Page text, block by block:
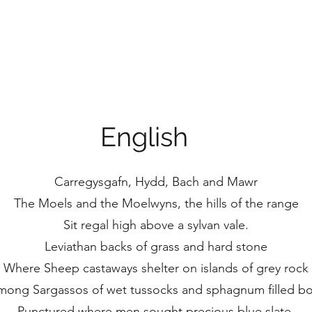
English
Carregysgafn, Hydd, Bach and Mawr
The Moels and the Moelwyns, the hills of the range
Sit regal high above a sylvan vale.
Leviathan backs of grass and hard stone
Where Sheep castaways shelter on islands of grey rock
Sargassos of wet tussocks and sphagnum filled